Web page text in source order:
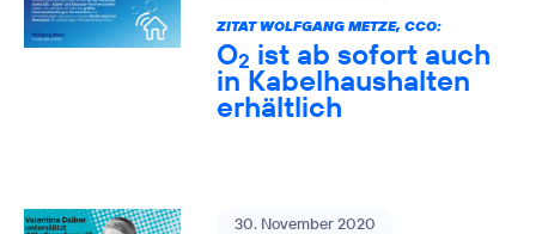
ZITAT WOLFGANG METZE, CCO:
O2 ist ab sofort auch
in Kabelhaushalten
erhältlich
30. November 2020